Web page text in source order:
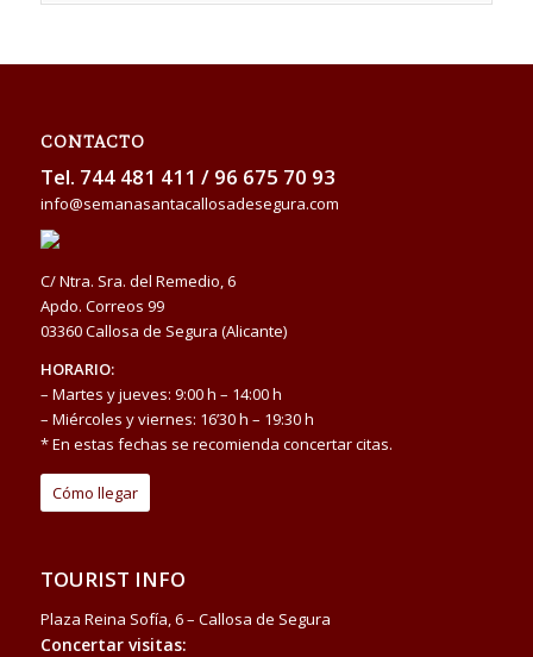
CONTACTO
Tel. 744 481 411 / 96 675 70 93
info@semanasantacallosadesegura.com
C/ Ntra. Sra. del Remedio, 6
Apdo. Correos 99
03360 Callosa de Segura (Alicante)
HORARIO:
– Martes y jueves: 9:00 h – 14:00 h
– Miércoles y viernes: 16’30 h – 19:30 h
* En estas fechas se recomienda concertar citas.
Cómo llegar
TOURIST INFO
Plaza Reina Sofía, 6 – Callosa de Segura
Concertar visitas: